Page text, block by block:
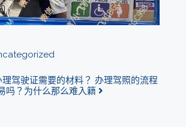
驾驶证需要的材料？ 办理驾照的流程
吗？为什么那么难入籍